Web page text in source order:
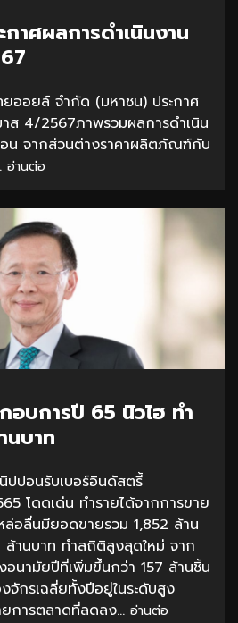
าศผลการดำเนินงาน
ออยล์ จำกัด (มหาชน) ประกาศ
าส 4/2567ภาพรวมผลการดำเนิน
น จากส่วนต่างราคาผลิตภัณฑ์กับ
อ่านต่อ
อบการปี 65 นิวไฮ ทำ
นบาท
ปปอนรับเบอร์อินดัสตรี้
โดดเด่น ทำรายได้จากการขาย
ล่อลื่นมียอดขายรวม 1,852 ล้าน
ล้านบาท ทำสถิติสูงสุดใหม่ จาก
นามัยปีที่เพิ่มขึ้นกว่า 157 ล้านชิ้น
จักรเฉลี่ยทั้งปีอยู่ในระดับสูง
การตลาดที่ลดลง... อ่านต่อ